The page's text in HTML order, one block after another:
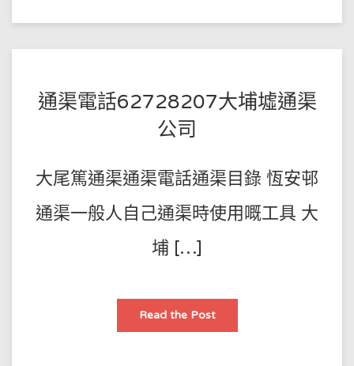
專
難
下
道
異
打
撈
☀
高
壓
清
ON
2022-
21
王
師
通渠電話62728207大埔墟通渠
公司
大尾篤通渠通渠電話通渠目錄 恆安邨
通渠一般人自己通渠時使用嘅工具 大
埔 […]
Read the Post通
電